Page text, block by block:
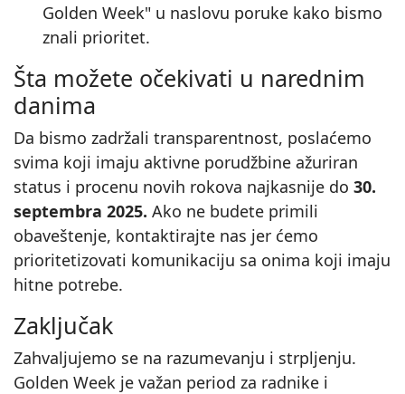
Golden Week" u naslovu poruke kako bismo
znali prioritet.
Šta možete očekivati u narednim
danima
Da bismo zadržali transparentnost, poslaćemo
svima koji imaju aktivne porudžbine ažuriran
status i procenu novih rokova najkasnije do 30.
septembra 2025. Ako ne budete primili
obaveštenje, kontaktirajte nas jer ćemo
prioritetizovati komunikaciju sa onima koji imaju
hitne potrebe.
Zaključak
Zahvaljujemo se na razumevanju i strpljenju.
Golden Week je važan period za radnike i